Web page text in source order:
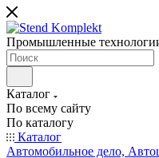
Промышленные
Каталог
По всему сайту
По каталогу
Каталог
Автомобильное дело,